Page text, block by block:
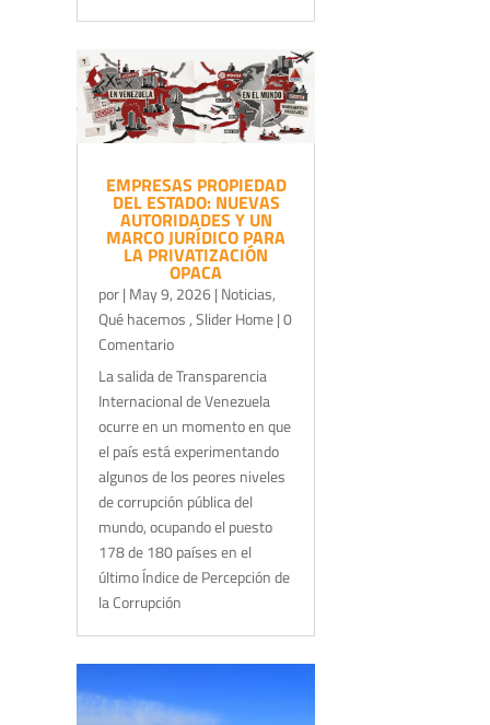
EMPRESAS PROPIEDAD
DEL ESTADO: NUEVAS
AUTORIDADES Y UN
MARCO JURÍDICO PARA
LA PRIVATIZACIÓN
OPACA
por| May 9, 2026| Noticias,
Qué hacemos ,Slider Home| 0
Comentario
La salida de Transparencia
Internacional de Venezuela
ocurre en un momento en que
el país está experimentando
algunos de los peores niveles
de corrupción pública del
mundo, ocupando el puesto
178 de 180 países en el
último Índice de Percepción de
la Corrupción